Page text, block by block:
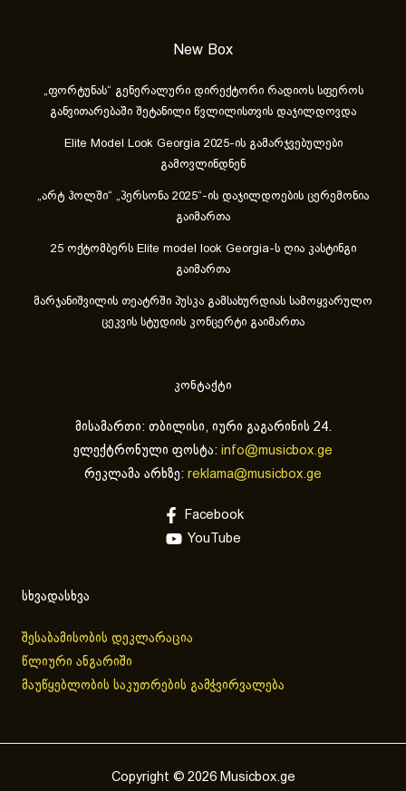
New Box
„ფორტუნას“ გენერალური დირექტორი რადიოს სფეროს
განვითარებაში შეტანილი წვლილისთვის დაჯილდოვდა
Elite Model Look Georgia 2025-ის გამარჯვებულები
გამოვლინდნენ
„არტ ჰოლში“ „პერსონა 2025“-ის დაჯილდოების ცერემონია
გაიმართა
25 ოქტომბერს Elite model look Georgia-ს ღია კასტინგი
გაიმართა
მარჯანიშვილის თეატრში პუსკა გამსახურდიას სამოყვარულო
ცეკვის სტუდიის კონცერტი გაიმართა
კონტაქტი
მისამართი: თბილისი, იური გაგარინის 24.
ელექტრონული ფოსტა: info@musicbox.ge
რეკლამა არხზე: reklama@musicbox.ge
Facebook
YouTube
სხვადასხვა
შესაბამისობის დეკლარაცია
წლიური ანგარიში
მაუწყებლობის საკუთრების გამჭვირვალება
Copyright © 2026 Musicbox.ge